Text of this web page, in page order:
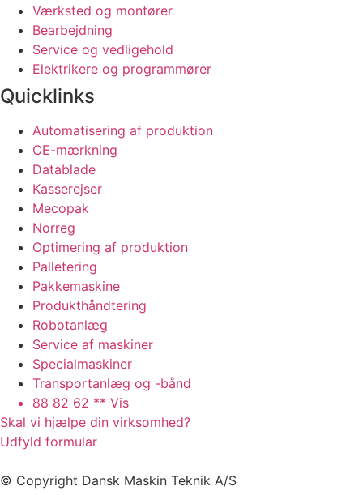
Værksted og montører
Bearbejdning
Service og vedligehold
Elektrikere og programmører
Quicklinks
Automatisering af produktion
CE-mærkning
Datablade
Kasserejser
Mecopak
Norreg
Optimering af produktion
Palletering
Pakkemaskine
Produkthåndtering
Robotanlæg
Service af maskiner
Specialmaskiner
Transportanlæg og -bånd
88 82 62 ** Vis
Skal vi hjælpe din virksomhed?
Udfyld formular
© Copyright Dansk Maskin Teknik A/S